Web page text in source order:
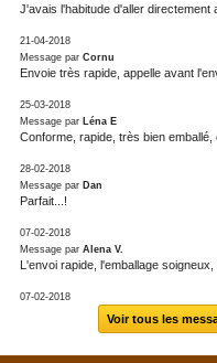
J'avais l'habitude d'aller directement
21-04-2018
Message par Cornu
Envoie très rapide, appelle avant
25-03-2018
Message par Léna E
Conforme, rapide, très bien emballé,
28-02-2018
Message par Dan
Parfait...!
07-02-2018
Message par Alena V.
L'envoi rapide, l'emballage soigneux,
07-02-2018
Voir tous les